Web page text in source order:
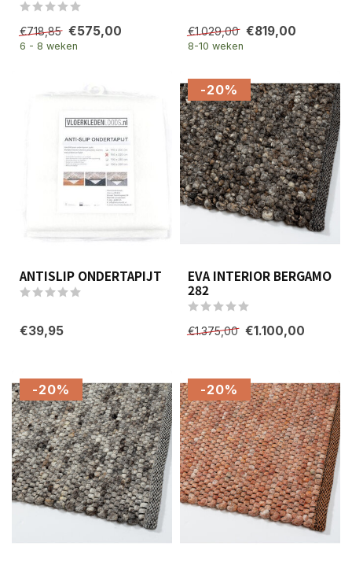
€718,85 €575,00
6 - 8 weken
€1.029,00 €819,00
8-10 weken
ANTISLIP ONDERTAPIJT
€39,95
-20%
EVA INTERIOR BERGAMO
282
€1.375,00 €1.100,00
-20% -20%